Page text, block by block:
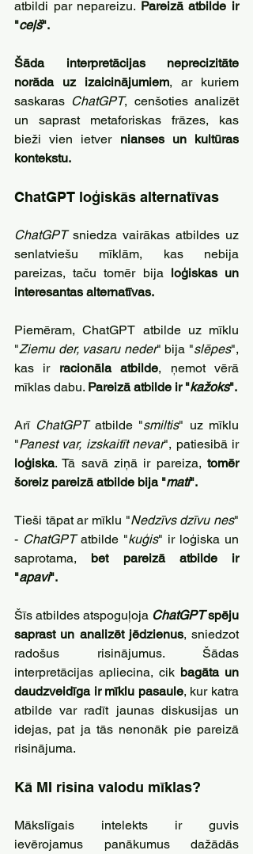
atbildi par nepareizu. Pareizā atbilde ir
"ceļš".
Šāda interpretācijas neprecizitāte
norāda uz izaicinājumiem, ar kuriem
saskaras ChatGPT, cenšoties analizēt
un saprast metaforiskas frāzes, kas
bieži vien ietver nianses un kultūras
kontekstu.
ChatGPT loģiskās alternatīvas
ChatGPT sniedza vairākas atbildes uz
senlatviešu mīklām, kas nebija
pareizas, taču tomēr bija loģiskas un
interesantas alternatīvas.
Piemēram, ChatGPT atbilde uz mīklu
"Ziemu der, vasaru neder" bija "slēpes",
kas ir racionāla atbilde, ņemot vērā
mīklas dabu. Pareizā atbilde ir "kažoks".
Arī ChatGPT atbilde "smiltis" uz mīklu
"Panest var, izskaitīt nevar
", patiesibā ir
loģiska. Tā savā ziņā ir pareiza, tomēr
šoreiz pareizā atbilde bija "mati".
Tieši tāpat ar mīklu "Nedzīvs dzīvu nes"
- ChatGPT atbilde "kuģis" ir loģiska un
saprotama, bet pareizā atbilde ir
"apavi".
Šīs atbildes atspoguļoja ChatGPT spēju
saprast un analizēt jēdzienus, sniedzot
radošus risinājumus. Šādas
interpretācijas apliecina, cik bagāta un
daudzveidīga ir mīklu pasaule, kur katra
atbilde var radīt jaunas diskusijas un
idejas, pat ja tās nenonāk pie pareizā
risinājuma.
Kā MI risina valodu mīklas?
Mākslīgais intelekts ir guvis
ievērojamus panākumus dažādās